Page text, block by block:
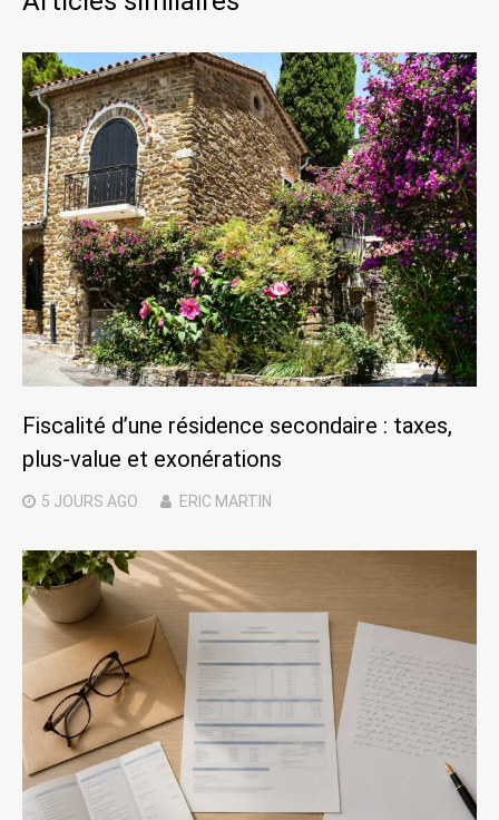
Fiscalité d’une résidence secondaire : taxes,
plus-value et exonérations
5 JOURS AGO ERIC MARTIN